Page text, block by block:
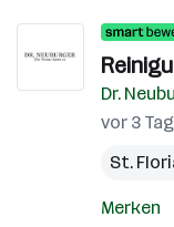
Dr.
vor 3
St.
Merken